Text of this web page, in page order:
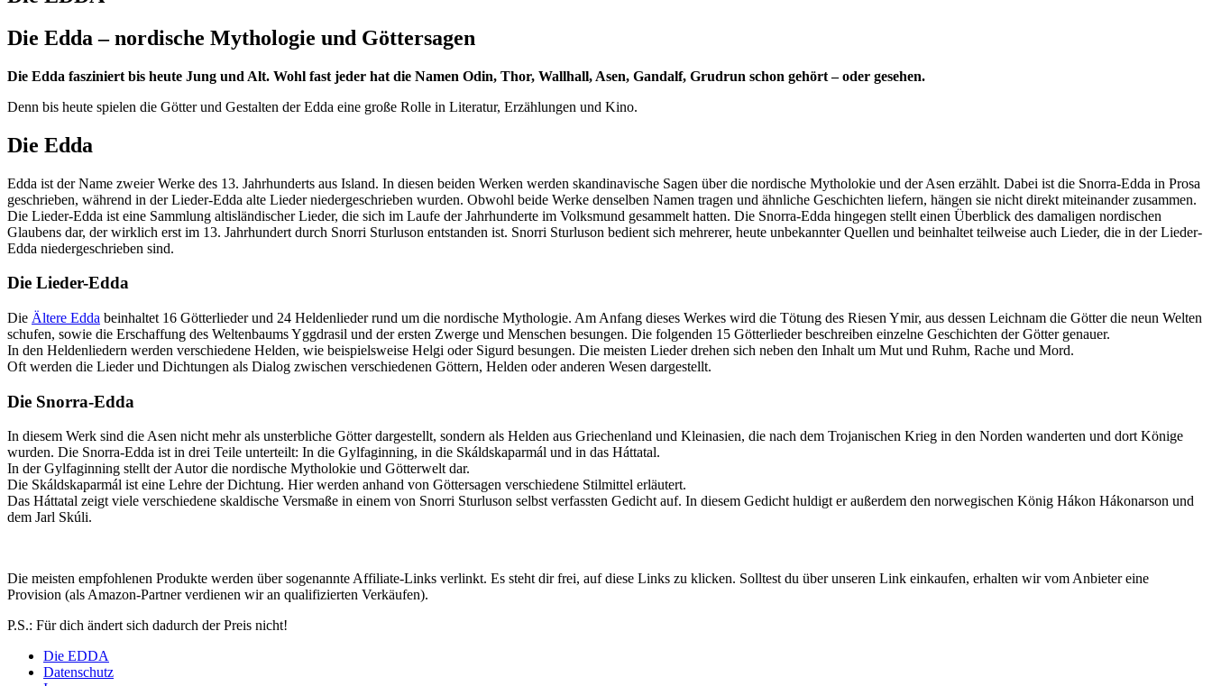
Die Edda – nordische Mythologie und Göttersagen
Die Edda fasziniert bis heute Jung und Alt. Wohl fast jeder hat die Namen Odin, Thor, Wallhall, Asen, Gandalf, Grudrun schon gehört – oder gesehen.
Denn bis heute spielen die Götter und Gestalten der Edda eine große Rolle in Literatur, Erzählungen und Kino.
Die Edda
Edda ist der Name zweier Werke des 13. Jahrhunderts aus Island. In diesen beiden Werken werden skandinavische Sagen über die nordische Mytholokie und der Asen erzählt. Dabei ist die Snorra-Edda in Prosa
geschrieben, während in der Lieder-Edda alte Lieder niedergeschrieben wurden. Obwohl beide Werke denselben Namen tragen und ähnliche Geschichten liefern, hängen sie nicht direkt miteinander zusammen.
Die Lieder-Edda ist eine Sammlung altisländischer Lieder, die sich im Laufe der Jahrhunderte im Volksmund gesammelt hatten. Die Snorra-Edda hingegen stellt einen Überblick des damaligen nordischen
Glaubens dar, der wirklich erst im 13. Jahrhundert durch Snorri Sturluson entstanden ist. Snorri Sturluson bedient sich mehrerer, heute unbekannter Quellen und beinhaltet teilweise auch Lieder, die in der Lieder-
Edda niedergeschrieben sind.
Die Lieder-Edda
Die Ältere Edda beinhaltet 16 Götterlieder und 24 Heldenlieder rund um die nordische Mythologie. Am Anfang dieses Werkes wird die Tötung des Riesen Ymir, aus dessen Leichnam die Götter die neun Welten
schufen, sowie die Erschaffung des Weltenbaums Yggdrasil und der ersten Zwerge und Menschen besungen. Die folgenden 15 Götterlieder beschreiben einzelne Geschichten der Götter genauer.
In den Heldenliedern werden verschiedene Helden, wie beispielsweise Helgi oder Sigurd besungen. Die meisten Lieder drehen sich neben den Inhalt um Mut und Ruhm, Rache und Mord.
Oft werden die Lieder und Dichtungen als Dialog zwischen verschiedenen Göttern, Helden oder anderen Wesen dargestellt.
Die Snorra-Edda
In diesem Werk sind die Asen nicht mehr als unsterbliche Götter dargestellt, sondern als Helden aus Griechenland und Kleinasien, die nach dem Trojanischen Krieg in den Norden wanderten und dort Könige
wurden. Die Snorra-Edda ist in drei Teile unterteilt: In die Gylfaginning, in die Skáldskaparmál und in das Háttatal.
In der Gylfaginning stellt der Autor die nordische Mytholokie und Götterwelt dar.
Die Skáldskaparmál ist eine Lehre der Dichtung. Hier werden anhand von Göttersagen verschiedene Stilmittel erläutert.
Das Háttatal zeigt viele verschiedene skaldische Versmaße in einem von Snorri Sturluson selbst verfassten Gedicht auf. In diesem Gedicht huldigt er außerdem den norwegischen König Hákon Hákonarson und
dem Jarl Skúli.
Die meisten empfohlenen Produkte werden über sogenannte Affiliate-Links verlinkt. Es steht dir frei, auf diese Links zu klicken. Solltest du über unseren Link einkaufen, erhalten wir vom Anbieter eine
Provision (als Amazon-Partner verdienen wir an qualifizierten Verkäufen).
P.S.: Für dich ändert sich dadurch der Preis nicht!
Die EDDA
Datenschutz